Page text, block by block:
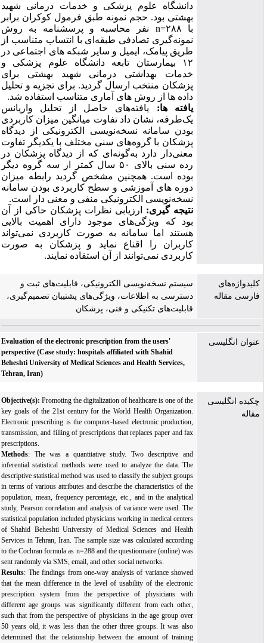
دانشگاه علوم پزشکی و خدمات درمانی شهید
بهشتی بود. حجم نمونه طبق فرمول کوکران برابر
با ۲۸۸=n نفر محاسبه و پرسشنامه به روش
نمونه‌گیری تصادفی طبقه‌ای با انتساب متناسب از
طریق پیامک، ایمیل و سایر شبکه­ های اجتماعی در
۱۲ بیمارستان تابعه دانشگاه علوم پزشکی و
خدمات بهداشتی درمانی شهید بهشتی برای
پزشکان منتخب ارسال گردید. برای تجزیه و تحلیل
داده ها از روش های آماری متناسب استفاده شد.
یافته ها:یافته‌های حاصل از تحلیل واریانس
یک‌طرفه، نشان داد تفاوت میانگین میزان کاربردی
بودن سامانه نسخه‌نویسی الکترونیکی از دیدگاه
پزشکان با گروه‌های سنی مختلف با یکدیگر تفاوت
معنی‌دار دارد به‌گونه‌ای که از دیدگاه پزشکان در
رده سنی بالای ۵۰ سال کمتر از سه گروه دیگر
بوده است. همچنین مشخص گردید رابطه میزان
دوره­ های آموزشی و سطح کاربردی بودن سامانه
نسخه‌نویسی الکترونیکی منفی و معنی­ دار است.
نتیجه­ گیری:ارزیابی نظرات پزشکان حاکی از آن
بود که ویژگی‌های موجود دارای اهمیت بالایی
هستند اما سامانه به صورت کاربردی نمی‌تواند
کاربران را اقناع نماید و پزشکان به صورت
کاربردی نمی‌توانند از آن استفاده نمایند.
کلیدواژه‌های
فارسی مقاله
سیستم نسخه‌نویسی الکترونیکی، قابلیت‌های ثبت و
دسترسی به اطلاعات، ویژگی‌های پشتیبان تصمیم‌گیری،
قابلیت‌های تکنیکی و فنی، پزشکان
عنوان انگلیسی
Evaluation of the electronic prescription from the users'
perspective (Case study: hospitals affiliated with Shahid
Beheshti University of Medical Sciences and Health Services,
Tehran, Iran)
چکیده انگلیسی
مقاله
Objective(s):Promoting the digitalization of healthcare is one of the
key goals of the 21st century for the World Health Organization.
Electronic prescribing is the computer-based electronic production,
transmission, and filling of prescriptions that replaces paper and fax
prescriptions.
Methods : The was a quantitative study. Two descriptive and
inferential statistical methods were used to analyze the data. The
descriptive statistical method was used to classify the subject groups
in terms of various attributes and describe the characteristics of the
population, mean, frequency percentage, etc., and in the analytical
study, Pearson correlation and analysis of variance were used. The
statistical population included physicians working in medical centers
of Shahid Beheshti University of Medical Sciences and Health
Services in Tehran, Iran. The sample size was calculated according
to the Cochran formula as n=288 and the questionnaire (online) was
sent randomly via SMS, email, and other social networks.
Results: The findings from one-way analysis of variance showed
that the mean difference in the level of usability of the electronic
prescription system from the perspective of physicians with
different age groups was significantly different from each other,
such that from the perspective of physicians in the age group over
50 years old, it was less than the other three groups. It was also
determined that the relationship between the amount of training